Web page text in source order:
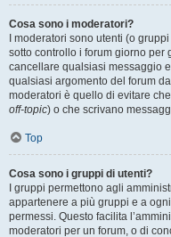
Cosa sono i moderatori?
I moderatori sono utenti (o
sotto controllo i forum giorno per
cancellare qualsiasi messaggio
qualsiasi argomento del forum
moderatori è quello di evitare
off-topic) o che scrivano
Top
Cosa sono i gruppi di utenti?
I gruppi permettono agli
appartenere a più gruppi e a
permessi. Questo facilita
moderatori per un forum, o di